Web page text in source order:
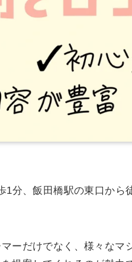
分、飯田橋駅の東口から
ーだけでなく、様々なマ